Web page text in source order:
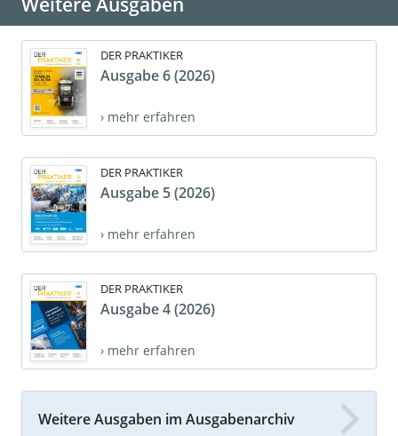
DER PRAKTIKER
Ausgabe 6 (2026)
› mehr erfahren
DER PRAKTIKER
Ausgabe 5 (2026)
› mehr erfahren
DER PRAKTIKER
Ausgabe 4 (2026)
› mehr erfahren
Weitere Ausgaben im Ausgabenarchiv